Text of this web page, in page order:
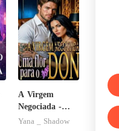
A Virgem
Negociada -
Uma flor para
Yana _ Shadow